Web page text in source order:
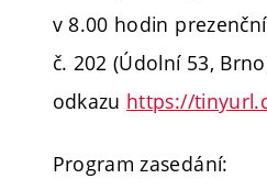
v 8.00 hodin
č. 202 (Údolní 53,
odkazu https://
Program zasedání: